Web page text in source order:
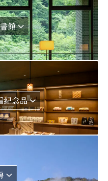
館
紀念品